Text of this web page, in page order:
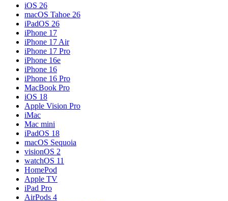
iOS 26
macOS Tahoe 26
iPadOS 26
iPhone 17
iPhone 17 Air
iPhone 17 Pro
iPhone 16e
iPhone 16
iPhone 16 Pro
MacBook Pro
iOS 18
Apple Vision Pro
iMac
Mac mini
iPadOS 18
macOS Sequoia
visionOS 2
watchOS 11
HomePod
Apple TV
iPad Pro
AirPods 4